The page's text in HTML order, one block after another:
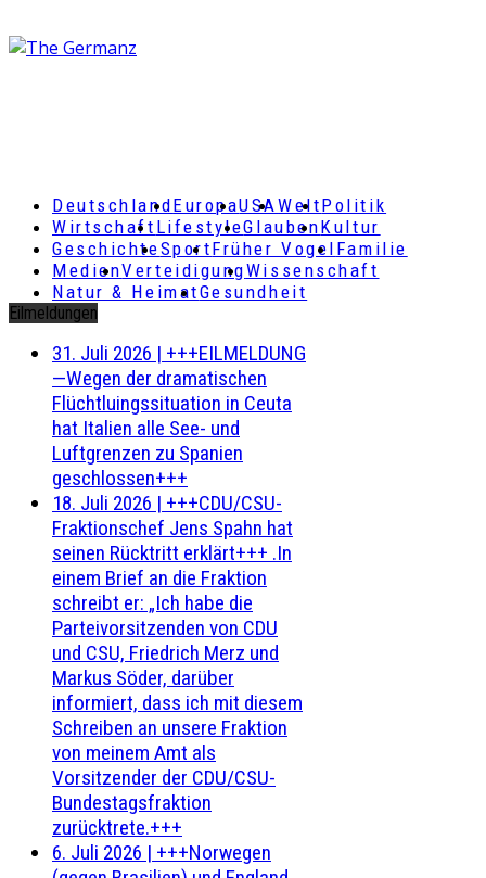
DeutschlandEuropaUSAWeltPolitik
Wirtschaft LifestyleGlaubenKultur
GeschichteSportFrüher Vogel Familie
MedienVerteidigungWissenschaft
Natur & HeimatGesundheit
Eilmeldungen
31. Juli 2026 | +++EILMELDUNG
—Wegen der dramatischen
Flüchtluingssituation in Ceuta
hat Italien alle See- und
Luftgrenzen zu Spanien
geschlossen+++
18. Juli 2026 | +++CDU/CSU-
Fraktionschef Jens Spahn hat
seinen Rücktritt erklärt+++ .In
einem Brief an die Fraktion
schreibt er: „Ich habe die
Parteivorsitzenden von CDU
und CSU, Friedrich Merz und
Markus Söder, darüber
informiert, dass ich mit diesem
Schreiben an unsere Fraktion
von meinem Amt als
Vorsitzender der CDU/CSU-
Bundestagsfraktion
zurücktrete.+++
6. Juli 2026 | +++Norwegen